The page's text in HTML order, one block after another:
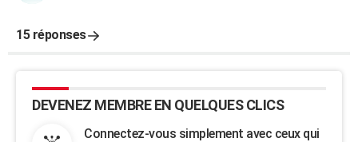
15 réponses
DEVENEZ MEMBRE EN QUELQUES CLICS
Connectez-vous simplement avec ceux qui